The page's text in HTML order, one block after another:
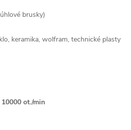
brusky)
keramika, wolfram, technické plasty
ot./min